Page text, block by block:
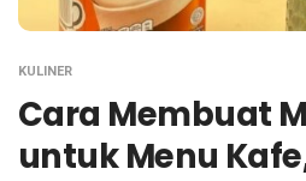
KULINER
Cara Membuat
untuk Menu